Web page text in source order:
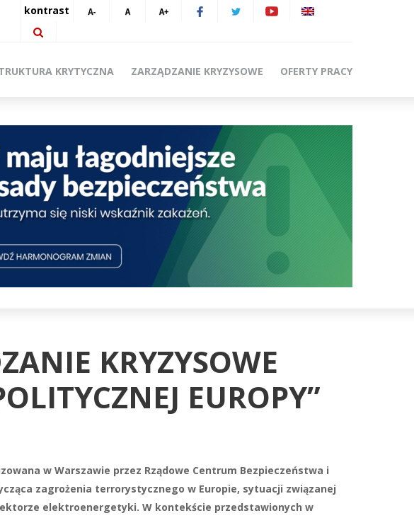
kontrast
KRYTYCZNA ZARZĄDZANIE KRYZYSOWE OFERTY PRACY
KRYZYSOWE
EUROPY”
w Warszawie przez Rządowe Centrum Bezpieczeństwa i
zagrożenia terrorystycznego w Europie, sytuacji związanej
elektroenergetyki. W kontekście przedstawionych w